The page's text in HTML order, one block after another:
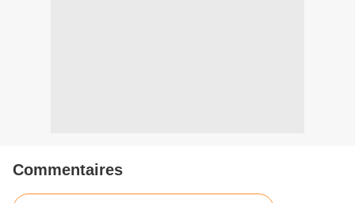
Commentaires